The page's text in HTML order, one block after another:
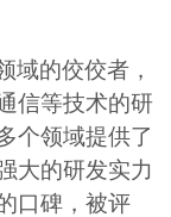
域的佼佼者，
信等技术的研
个领域提供了
大的研发实力
口碑 ，被评